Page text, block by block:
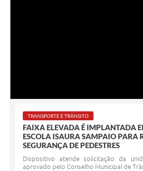
TRANSPORTE E TRÂNSITO
FAIXA ELEVADA É IMPLANTADA
ESCOLA ISAURA SAMPAIO PARA
SEGURANÇA DE PEDESTRES
Dispositivo atende solicitação da
aprovado pelo Conselho Municipal de